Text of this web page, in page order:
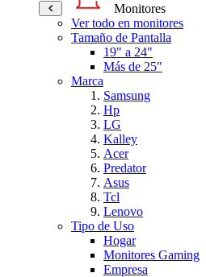
Monitores
Ver todo en monitores
Tamaño de Pantalla
19" a 24"
Más de 25"
Marca
Samsung
Hp
LG
Kalley
Acer
Predator
Asus
Tcl
Lenovo
Tipo de Uso
Hogar
Monitores Gaming
Empresa